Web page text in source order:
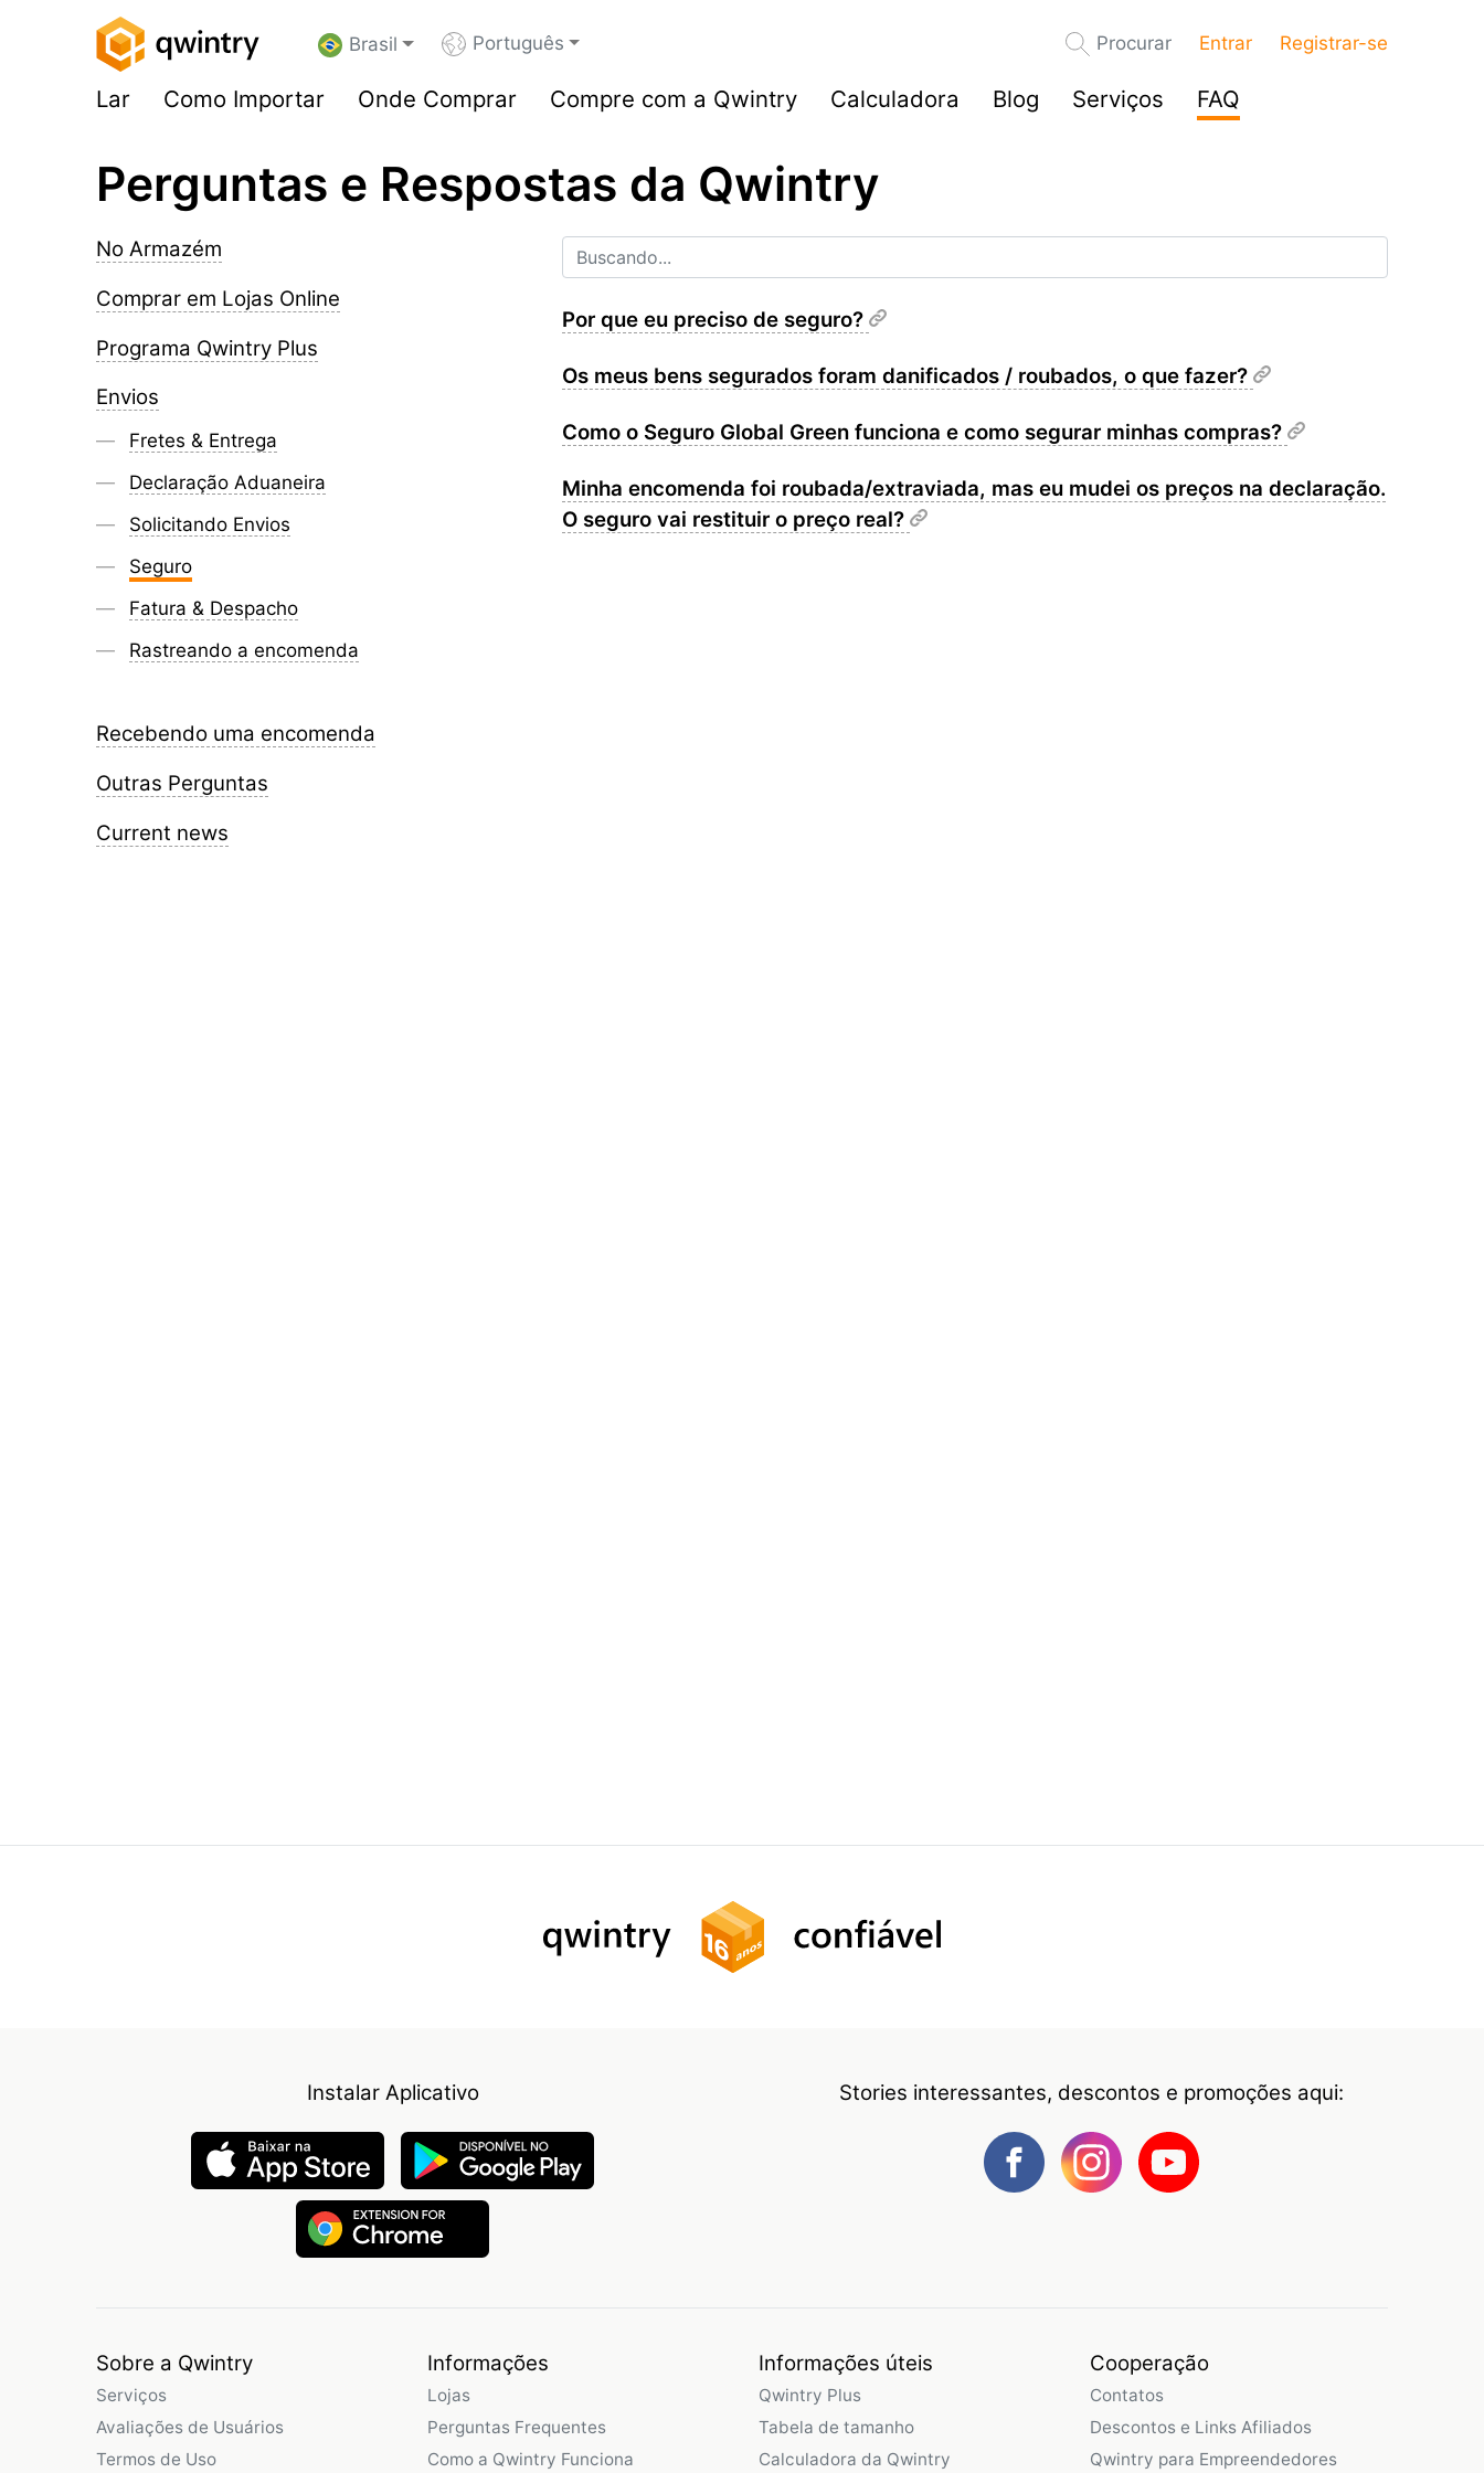
Brasil Português Procurar Entrar Registrar-se
Lar Como Importar Onde Comprar Compre com a Qwintry Calculadora Blog Serviços FAQ
Perguntas e Respostas da Qwintry
No Armazém
Comprar em Lojas Online
Programa Qwintry Plus
Envios
Fretes & Entrega
Declaração Aduaneira
Solicitando Envios
Seguro
Fatura & Despacho
Rastreando a encomenda
Recebendo uma encomenda
Outras Perguntas
Current news
Por que eu preciso de seguro?
Os meus bens segurados foram danificados / roubados, o que fazer?
Como o Seguro Global Green funciona e como segurar minhas compras?
Minha encomenda foi roubada/extraviada, mas eu mudei os preços na declaração.
O seguro vai restituir o preço real?
Instalar Aplicativo Stories interessantes, descontos e promoções aqui:
Sobre a Qwintry
Serviços
Avaliações de Usuários
Termos de Uso
Informações
Lojas
Perguntas Frequentes
Como a Qwintry Funciona
Informações úteis
Qwintry Plus
Tabela de tamanho
Calculadora da Qwintry
Cooperação
Contatos
Descontos e Links Afiliados
Qwintry para Empreendedores